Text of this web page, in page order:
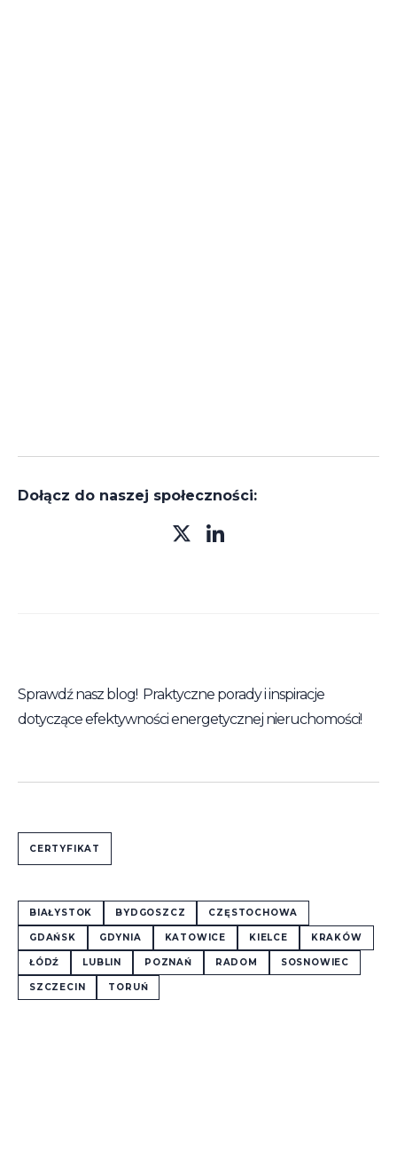
Dołącz do naszej społeczności:
Sprawdź nasz blog! Praktyczne porady i inspiracje
dotyczące efektywności energetycznej nieruchomości!
CERTYFIKAT
BIAŁYSTOK BYDGOSZCZ CZĘSTOCHOWA
GDAŃSK GDYNIA KATOWICE KIELCE KRAKÓW
ŁÓDŹ LUBLIN POZNAŃ RADOM SOSNOWIEC
SZCZECIN TORUŃ